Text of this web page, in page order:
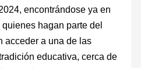
encontrándose ya en
hagan parte del
acceder a una de las
educativa, cerca de